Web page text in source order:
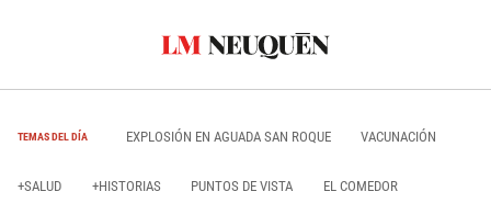
TEMAS DEL DÍA EXPLOSIÓN EN AGUADA SAN ROQUE VACUNACIÓN
+SALUD +HISTORIAS PUNTOS DE VISTA EL COMEDOR